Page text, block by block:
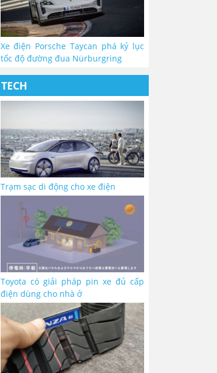
Xe điện Porsche Taycan phá kỷ lục
tốc độ đường đua Nürburgring
TECH
Trạm sạc di động cho xe điện
Toyota có giải pháp pin xe đủ cấp
điện dùng cho nhà ở